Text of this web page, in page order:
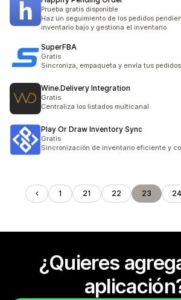
Prueba gratis disponible
Haz un seguimiento de los pedidos
inventario bajo y gestiona el inventario
SuperFBA
Gratis
Sincroniza, empaqueta y envía tus pedidos
Wine.Delivery Integration
Gratis
Centraliza los listados multicanal
Play Or Draw Inventory Sync
Gratis
Sincronización de inventario eficiente y
1 21 22 23 24
¿Quieres